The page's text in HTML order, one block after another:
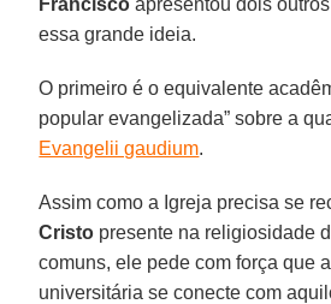
essa grande ideia.
O primeiro é o equivalente
popular evangelizada” sobre a
Evangelii gaudium.
Assim como a Igreja precisa se
Cristo presente na religiosidade
comuns, ele pede com força que
universitária se conecte com